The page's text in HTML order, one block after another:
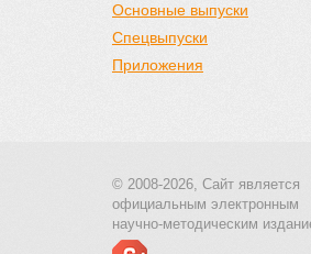
Основные выпуски
Спецвыпуски
Приложения
© 2008-2026, Сайт является
официальным электронным
научно-методическим